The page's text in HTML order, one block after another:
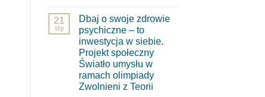
–
Linkedin
Local
Szczecin
#3
do
to
czas,
by
poprosić
o
wsparcie?
21
sty
Dbaj o swoje zdrowie
psychiczne – to
inwestycja w siebie.
Projekt społeczny
Światło umysłu w
ramach olimpiady
Zwolnieni z Teorii